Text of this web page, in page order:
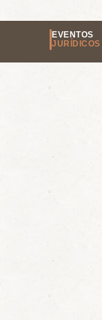
EVENTOS
JURÍDICOS